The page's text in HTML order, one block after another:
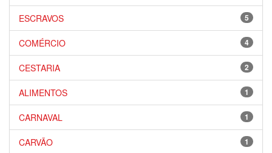
5
ESCRAVOS
4
COMÉRCIO
2
CESTARIA
1
ALIMENTOS
1
CARNAVAL
1
CARVÃO